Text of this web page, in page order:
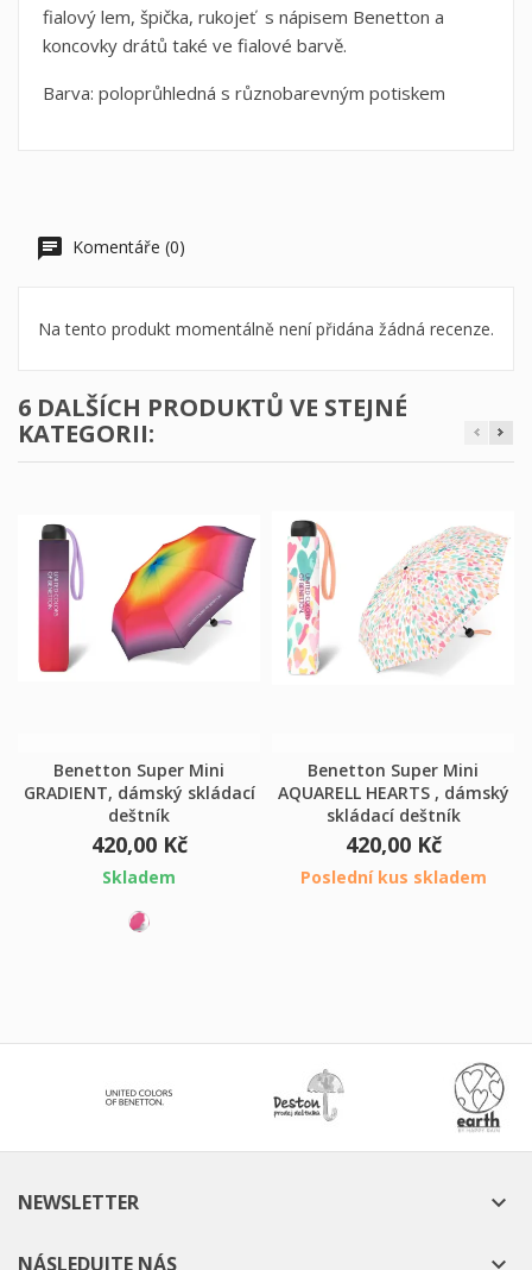
fialový lem, špička, rukojeť s nápisem Benetton a
koncovky drátů také ve fialové barvě.
Barva: poloprůhledná s různobarevným potiskem
Komentáře (0)
Na tento produkt momentálně není přidána žádná recenze.
6 DALŠÍCH PRODUKTŮ VE STEJNÉ
KATEGORII:
Benetton Super Mini
GRADIENT, dámský skládací
deštník
420,00 Kč
Skladem
Benetton Super Mini
AQUARELL HEARTS , dámský
skládací deštník
420,00 Kč
Poslední kus skladem
NEWSLETTER 
NÁSLEDUJTE NÁS